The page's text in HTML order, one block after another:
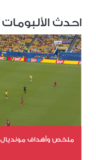
احدث الألبومات
ملخص وأهداف مونديال 2026